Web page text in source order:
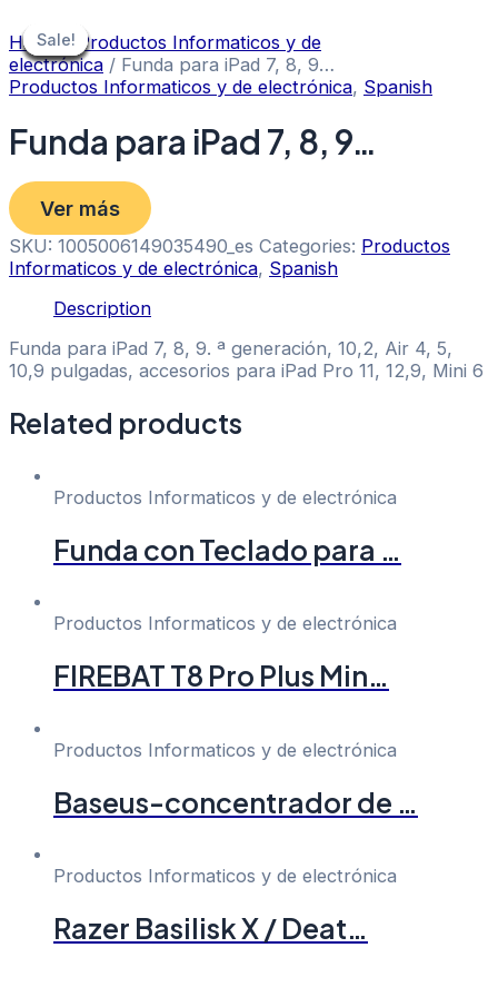
to
content
Sale!
Home/ Productos Informaticos y de
electrónica / Funda para iPad 7, 8, 9…
Productos Informaticos y de electrónica, Spanish
Funda para iPad 7, 8, 9…
Ver más
SKU: 1005006149035490_es Categories: Productos
Informaticos y de electrónica, Spanish
Description
Funda para iPad 7, 8, 9. ª generación, 10,2, Air 4, 5,
10,9 pulgadas, accesorios para iPad Pro 11, 12,9, Mini 6
Related products
Sale!
Sale!
Productos Informaticos y de electrónica
Funda con Teclado para …
Sale!
Sale!
Productos Informaticos y de electrónica
FIREBAT T8 Pro Plus Min…
Sale!
Sale!
Productos Informaticos y de electrónica
Baseus-concentrador de …
Sale!
Sale!
Productos Informaticos y de electrónica
Razer Basilisk X / Deat…